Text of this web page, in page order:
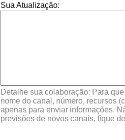
Sua Atualização:
Detalhe sua colaboração: Para
nome do canal, número, recursos
apenas para enviar informações.
previsões de novos canais, fique